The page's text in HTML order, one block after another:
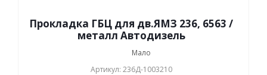
Прокладка ГБЦ для дв.ЯМЗ 236, 6563 /
металл Автодизель
Мало
Артикул: 236Д-1003210